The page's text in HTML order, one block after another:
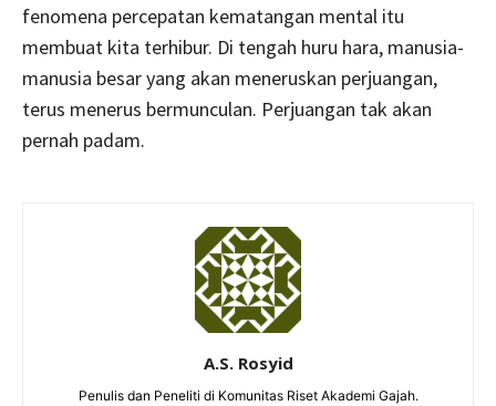
fenomena percepatan kematangan mental itu
membuat kita terhibur. Di tengah huru hara, manusia-
manusia besar yang akan meneruskan perjuangan,
terus menerus bermunculan. Perjuangan tak akan
pernah padam.
A.S. Rosyid
Penulis dan Peneliti di Komunitas Riset Akademi Gajah.